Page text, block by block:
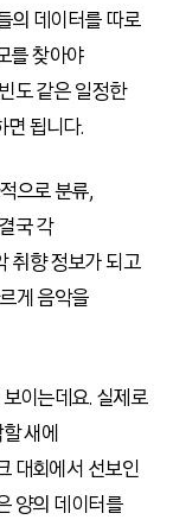
의 데이터를 따로
를 찾아야
도 같은 일정한
면 됩니다.
으로 분류,
국 각
취향 정보가 되고
게 음악을
이는데요. 실제로
새에
대회에서 선보인
양의 데이터를